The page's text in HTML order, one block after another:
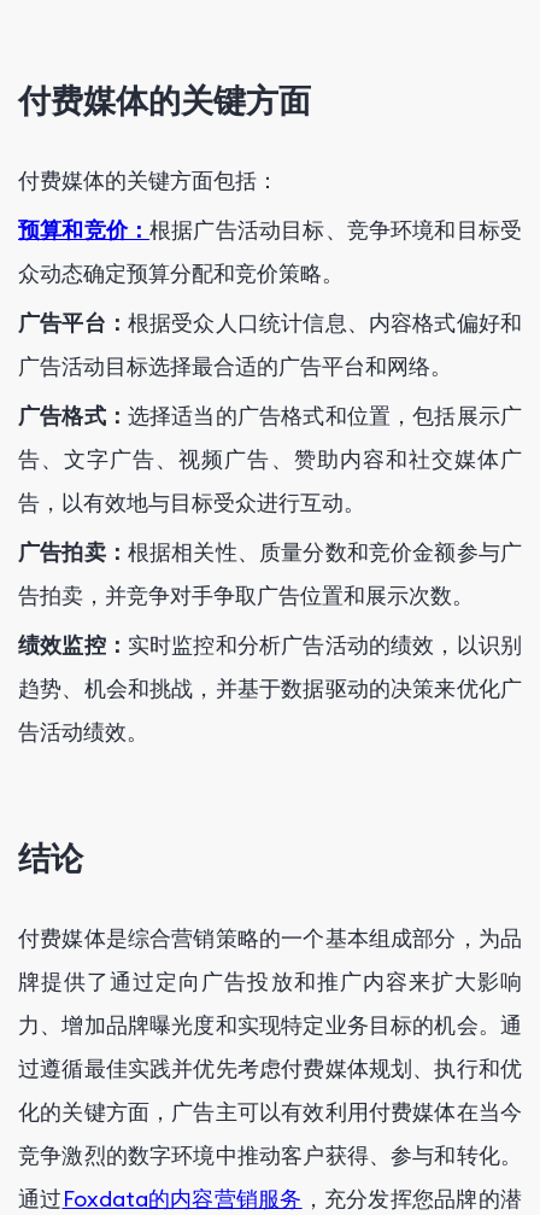
付费媒体的关键方面
付费媒体的关键方面包括：
预算和竞价：根据广告活动目标、竞争环境和目标受
众动态确定预算分配和竞价策略。
广告平台： 根据受众人口统计信息、内容格式偏好和
广告活动目标选择最合适的广告平台和网络。
广告格式： 选择适当的广告格式和位置，包括展示广
告、文字广告、视频广告、赞助内容和社交媒体广
告，以有效地与目标受众进行互动。
广告拍卖： 根据相关性、质量分数和竞价金额参与广
告拍卖，并竞争对手争取广告位置和展示次数。
绩效监控： 实时监控和分析广告活动的绩效，以识别
趋势、机会和挑战，并基于数据驱动的决策来优化广
告活动绩效。
结论
付费媒体是综合营销策略的一个基本组成部分，为品
牌提供了通过定向广告投放和推广内容来扩大影响
力、增加品牌曝光度和实现特定业务目标的机会。通
过遵循最佳实践并优先考虑付费媒体规划、执行和优
化的关键方面，广告主可以有效利用付费媒体在当今
竞争激烈的数字环境中推动客户获得、参与和转化。
通过Foxdata的内容营销服务 ，充分发挥您品牌的潜